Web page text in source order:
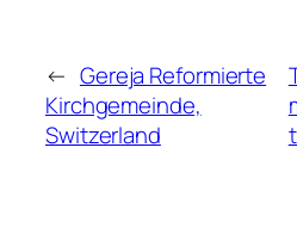
← Gereja Reformierte
Kirchgemeinde,
Switzerland